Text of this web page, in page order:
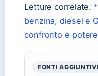
Letture correlate:
benzina, diesel e
confronto e potere
FONTI